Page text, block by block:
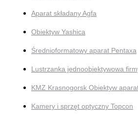
Aparat składany Agfa
Obiektyw Yashica
Średnioformatowy aparat Pentaxa
Lustrzanka jednoobiektywowa
KMZ Krasnogorsk Obiektyw
Kamery i sprzęt optyczny Topcon